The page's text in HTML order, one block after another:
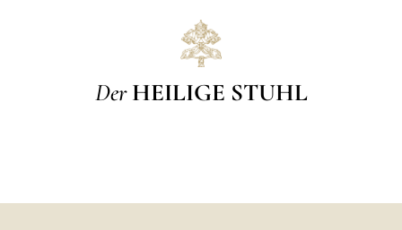
Der HEILIGE STUHL